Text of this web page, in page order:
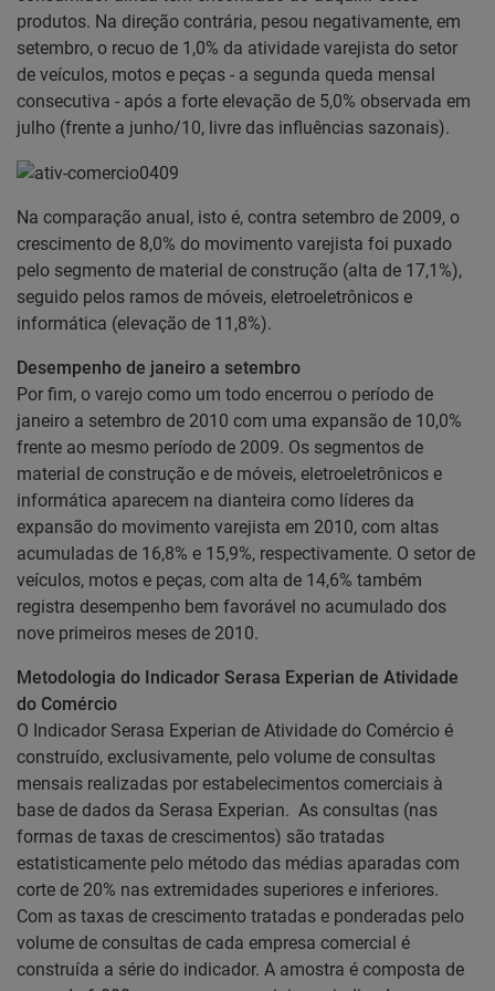
produtos. Na direção contrária, pesou negativamente, em
setembro, o recuo de 1,0% da atividade varejista do setor
de veículos, motos e peças - a segunda queda mensal
consecutiva - após a forte elevação de 5,0% observada em
julho (frente a junho/10, livre das influências sazonais).
Na comparação anual, isto é, contra setembro de 2009, o
crescimento de 8,0% do movimento varejista foi puxado
pelo segmento de material de construção (alta de 17,1%),
seguido pelos ramos de móveis, eletroeletrônicos e
informática (elevação de 11,8%).
Desempenho de janeiro a setembro
Por fim, o varejo como um todo encerrou o período de
janeiro a setembro de 2010 com uma expansão de 10,0%
frente ao mesmo período de 2009. Os segmentos de
material de construção e de móveis, eletroeletrônicos e
informática aparecem na dianteira como líderes da
expansão do movimento varejista em 2010, com altas
acumuladas de 16,8% e 15,9%, respectivamente. O setor de
veículos, motos e peças, com alta de 14,6% também
registra desempenho bem favorável no acumulado dos
nove primeiros meses de 2010.
Metodologia do Indicador Serasa Experian de Atividade
do Comércio
O Indicador Serasa Experian de Atividade do Comércio é
construído, exclusivamente, pelo volume de consultas
mensais realizadas por estabelecimentos comerciais à
base de dados da Serasa Experian. As consultas (nas
formas de taxas de crescimentos) são tratadas
estatisticamente pelo método das médias aparadas com
corte de 20% nas extremidades superiores e inferiores.
Com as taxas de crescimento tratadas e ponderadas pelo
volume de consultas de cada empresa comercial é
construída a série do indicador. A amostra é composta de